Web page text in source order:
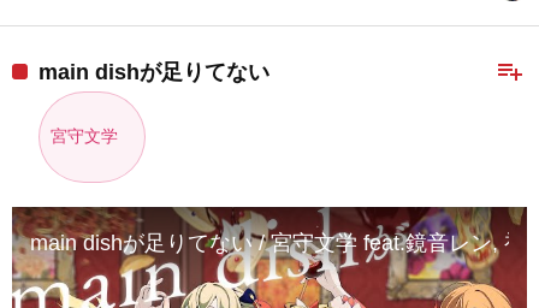
playlist_add
main dishが足りてない
宮守文学
main dishが足りてない / 宮守文学 feat.鏡音レン, 初